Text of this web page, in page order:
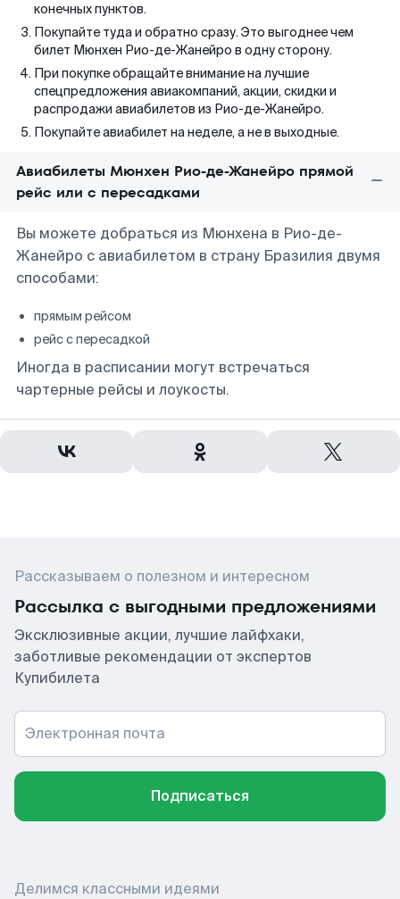
конечных пунктов.
Покупайте туда и обратно сразу. Это выгоднее чем
билет Мюнхен Рио-де-Жанейро в одну сторону.
При покупке обращайте внимание на лучшие
спецпредложения авиакомпаний, акции, скидки и
распродажи авиабилетов из Рио-де-Жанейро.
Покупайте авиабилет на неделе, а не в выходные.
Авиабилеты Мюнхен Рио-де-Жанейро прямой
рейс или с пересадками
Вы можете добраться из Мюнхена в Рио-де-
Жанейро с авиабилетом в страну Бразилия двумя
способами:
прямым рейсом
рейс с пересадкой
Иногда в расписании могут встречаться
чартерные рейсы и лоукосты.
Рассказываем о полезном и интересном
Рассылка с выгодными предложениями
Эксклюзивные акции, лучшие лайфхаки,
заботливые рекомендации от экспертов
Купибилета
Электронная почта
Подписаться
Делимся классными идеями